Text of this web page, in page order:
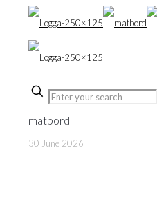
matbord
30 June 2026